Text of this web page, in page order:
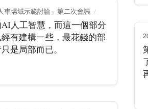
車場域示範討論」第二次會議
人工智慧，而這一個部分
有建構一些，最花錢的部
是局部而已。